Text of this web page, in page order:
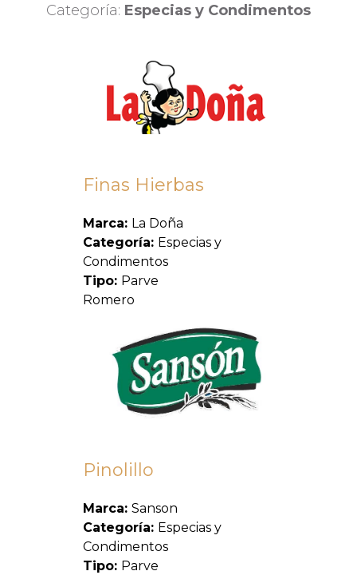
Categoría: Especias y Condimentos
Finas Hierbas
Marca: La Doña
Categoría: Especias y
Condimentos
Tipo: Parve
Romero
Pinolillo
Marca: Sanson
Categoría: Especias y
Condimentos
Tipo: Parve